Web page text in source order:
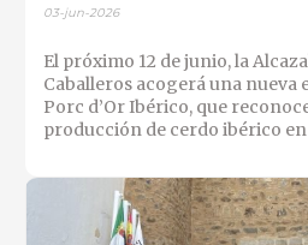
03-jun-2026
El próximo 12 de junio, la
Caballeros acogerá una nueva
Porc d’Or Ibérico, que
producción de cerdo ibérico en